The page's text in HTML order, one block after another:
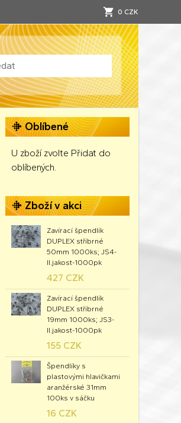
0 CZK
Oblíbené
U zboží zvolte Přidat do
oblíbených.
Zboží v akci
Zavírací špendlík
DUPLEX stříbrné
50mm 1000ks; JS4-
II.jakost-1000pk
427 CZK
Zavírací špendlík
DUPLEX stříbrné
19mm 1000ks; JS3-
II.jakost-1000pk
155 CZK
Špendlíky s
plastovými hlavičkami
aranžérské 31mm
100ks v sáčku
16 CZK